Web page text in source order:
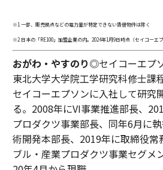
※1 一部、販売拠点などの電力量が特定できない賃借物件は除く
※2 日本の「RE100」加盟企業の内。2024年1月9日時点（セイコーエプ
おがわ・やすのり◎セイコーエプ
東北大学大学院工学研究科修士課
セイコーエプソンに入社して研究
る。2008年にVI事業推進部長、
プロダクツ事業部長、同年6月に
術開発本部長、2019年に取締役常
ブル・産業プロダクツ事業セグメ